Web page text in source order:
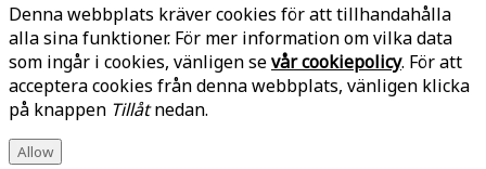
Denna webbplats kräver cookies för att tillhandahålla
alla sina funktioner. För mer information om vilka data
som ingår i cookies, vänligen sevår cookiepolicy. För att
acceptera cookies från denna webbplats, vänligen klicka
på knappen Tillåtnedan.
Allow